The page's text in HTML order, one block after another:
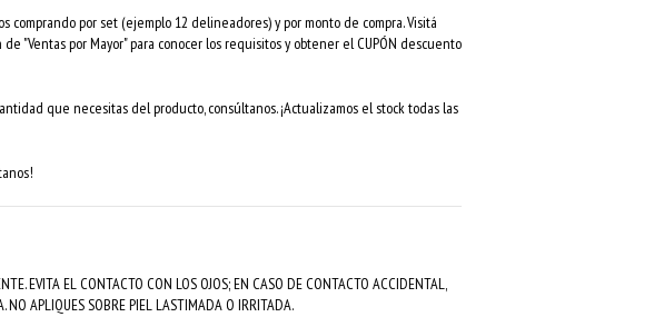
comprando por set (ejemplo 12 delineadores) y por monto de compra. Visitá
"Ventas por Mayor" para conocer los requisitos y obtener el CUPÓN descuento
que necesitas del producto, consúltanos. ¡Actualizamos el stock todas las
EVITA EL CONTACTO CON LOS OJOS; EN CASO DE CONTACTO ACCIDENTAL,
NO APLIQUES SOBRE PIEL LASTIMADA O IRRITADA.